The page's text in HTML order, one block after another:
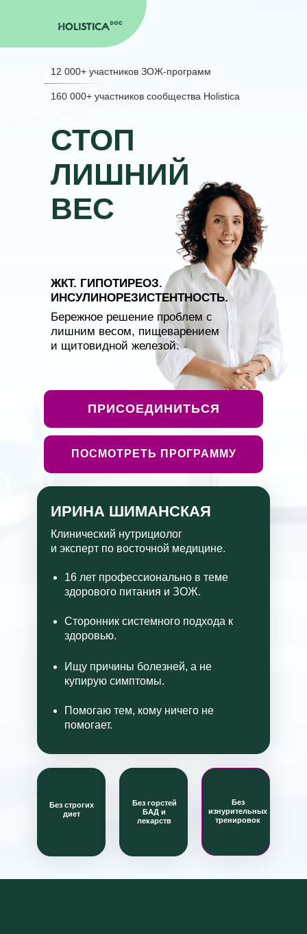
СТОП
ЛИШНИЙ
ВЕС
Бережное решение проблем с
лишним весом, пищеварением
и щитовидной железой.
ЖКТ. ГИПОТИРЕОЗ.
ИНСУЛИНОРЕЗИСТЕНТНОСТЬ.
Без строгих
диет
Без горстей
БАД и
лекарств
Без
изнурительных
тренировок
12 000+ участников ЗОЖ-программ
160 000+ участников сообщества Holistica
ПРИСОЕДИНИТЬСЯ
ПОСМОТРЕТЬ ПРОГРАММУ
ИРИНА ШИМАНСКАЯ
Клинический нутрициолог
и эксперт по восточной медицине.
16 лет профессионально в теме
здорового питания и ЗОЖ.
Сторонник системного подхода к
здоровью.
Ищу причины болезней, а не
купирую симптомы.
Помогаю тем, кому ничего не
помогает.